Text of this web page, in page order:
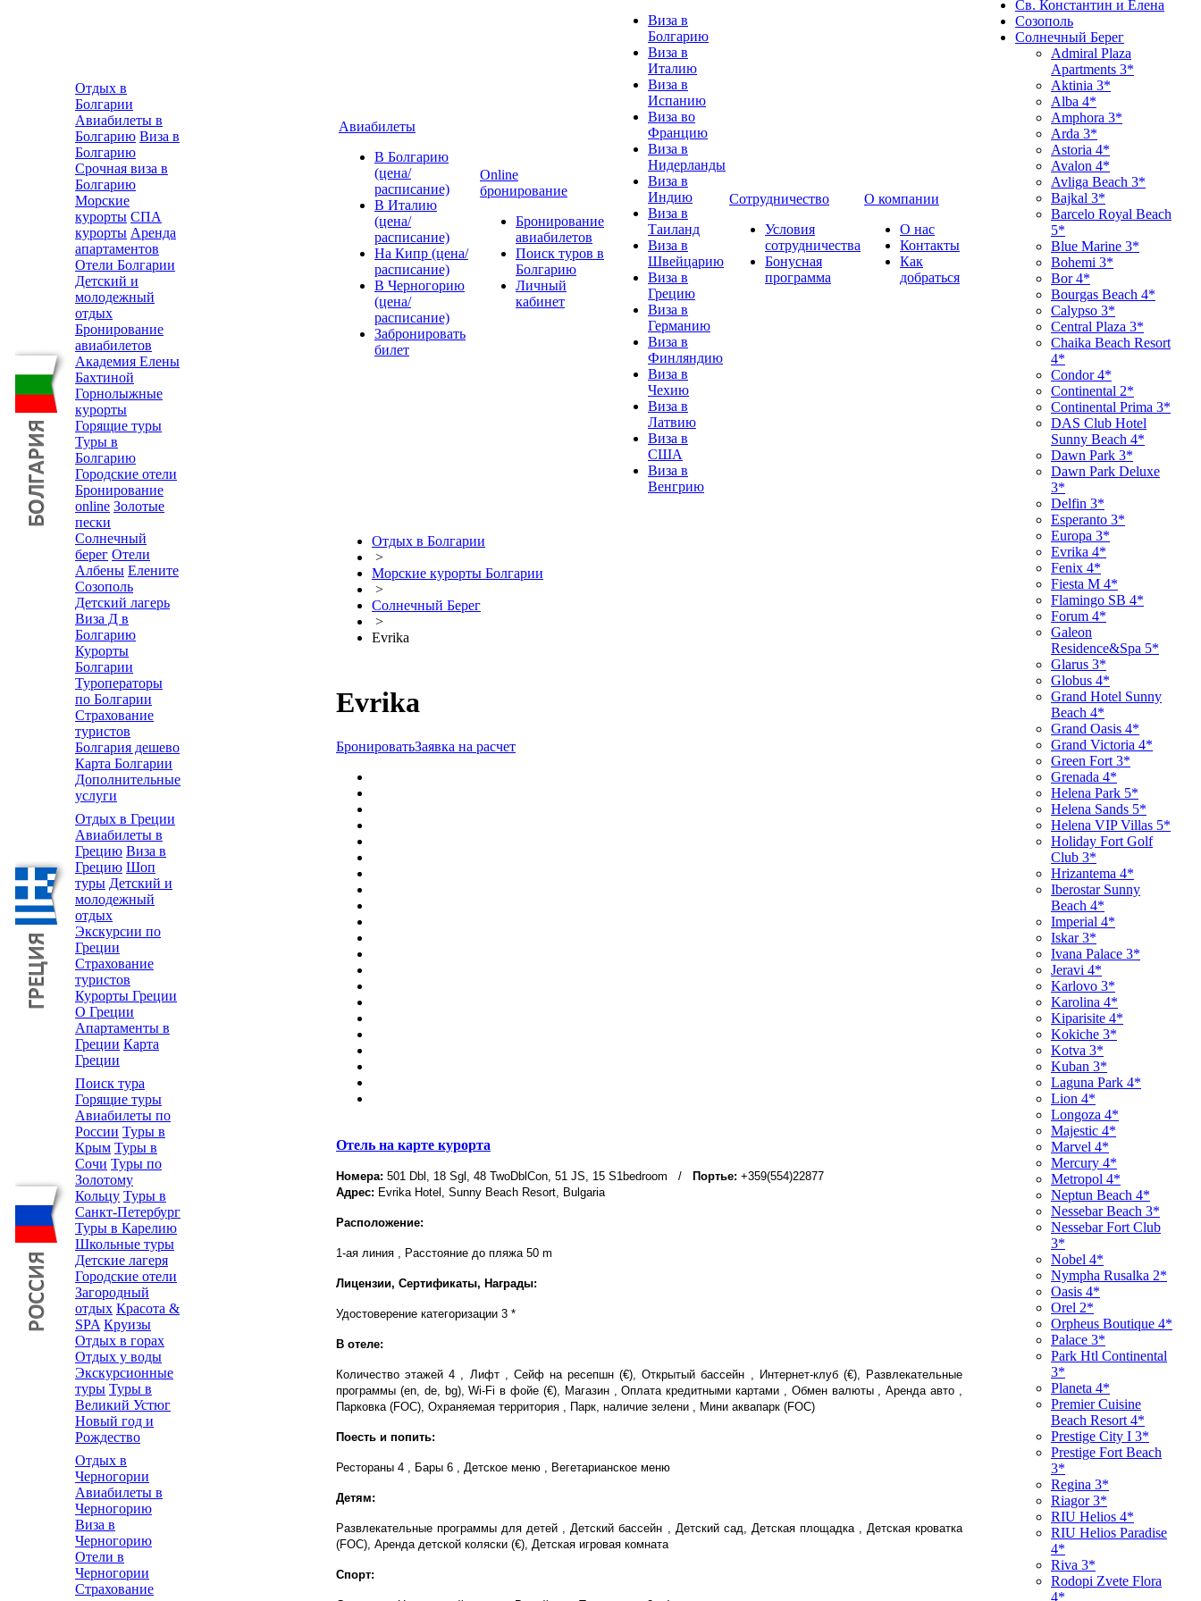
Отдых в
Болгарии
Авиабилеты в
Болгарию Виза в
Болгарию
Срочная виза в
Болгарию
Морские
курорты СПА
курорты Аренда
апартаментов
Отели Болгарии
Детский и
молодежный
отдых
Бронирование
авиабилетов
Академия Елены
Бахтиной
Горнолыжные
курорты
Горящие туры
Туры в
Болгарию
Городские отели
Бронирование
online Золотые
пески
Солнечный
берег Отели
Албены Елените
Созополь
Детский лагерь
Виза Д в
Болгарию
Курорты
Болгарии
Туроператоры
по Болгарии
Страхование
туристов
Болгария дешево
Карта Болгарии
Дополнительные
услуги
Отдых в Греции
Авиабилеты в
Грецию Виза в
Грецию Шоп
туры Детский и
молодежный
отдых
Экскурсии по
Греции
Страхование
туристов
Курорты Греции
О Греции
Апартаменты в
Греции Карта
Греции
Поиск тура
Горящие туры
Авиабилеты по
России Туры в
Крым Туры в
Сочи Туры по
Золотому
Кольцу Туры в
Санкт-Петербург
Туры в Карелию
Школьные туры
Детские лагеря
Городские отели
Загородный
отдых Красота &
SPA Круизы
Отдых в горах
Отдых у воды
Экскурсионные
туры Туры в
Великий Устюг
Новый год и
Рождество
Отдых в
Черногории
Авиабилеты в
Черногорию
Виза в
Черногорию
Отели в
Черногории
Страхование
Авиабилеты
В Болгарию
(цена/
расписание)
В Италию
(цена/
расписание)
На Кипр (цена/
расписание)
В Черногорию
(цена/
расписание)
Забронировать
билет
Online
бронирование
Бронирование
авиабилетов
Поиск туров в
Болгарию
Личный
кабинет
Виза в
Болгарию
Виза в
Италию
Виза в
Испанию
Виза во
Францию
Виза в
Нидерланды
Виза в
Индию
Виза в
Таиланд
Виза в
Швейцарию
Виза в
Грецию
Виза в
Германию
Виза в
Финляндию
Виза в
Чехию
Виза в
Латвию
Виза в
США
Виза в
Венгрию
Сотрудничество
Условия
сотрудничества
Бонусная
программа
О компании
О нас
Контакты
Как
добраться
Отдых в Болгарии
>
Морские курорты Болгарии
>
Солнечный Берег
>
Evrika
Evrika
БронироватьЗаявка на расчет
Отель на карте курорта
Номера: 501 Dbl, 18 Sgl, 48 TwoDblCon, 51 JS, 15 S1bedroom / Портье: +359(554)22877
Адрес: Evrika Hotel, Sunny Beach Resort, Bulgaria
Расположение:
1-ая линия , Расстояние до пляжа 50 m
Лицензии, Сертификаты, Награды:
Удостоверение категоризации 3 *
В отеле:
Количество этажей 4 , Лифт , Сейф на ресепшн (€), Открытый бассейн , Интернет-клуб (€), Развлекательные
программы (en, de, bg), Wi-Fi в фойе (€), Магазин , Оплата кредитными картами , Обмен валюты , Аренда авто ,
Парковка (FOC), Охраняемая территория , Парк, наличие зелени , Мини аквапарк (FOC)
Поесть и попить:
Рестораны 4 , Бары 6 , Детское меню , Вегетарианское меню
Детям:
Развлекательные программы для детей , Детский бассейн , Детский сад, Детская площадка , Детская кроватка
(FOC), Аренда детской коляски (€), Детская игровая комната
Спорт:
Св. Константин и Елена
Созополь
Солнечный Берег
Admiral Plaza
Apartments 3*
Aktinia 3*
Alba 4*
Amphora 3*
Arda 3*
Astoria 4*
Avalon 4*
Avliga Beach 3*
Bajkal 3*
Barcelo Royal Beach
5*
Blue Marine 3*
Bohemi 3*
Bor 4*
Bourgas Beach 4*
Calypso 3*
Central Plaza 3*
Chaika Beach Resort
4*
Condor 4*
Continental 2*
Continental Prima 3*
DAS Club Hotel
Sunny Beach 4*
Dawn Park 3*
Dawn Park Deluxe
3*
Delfin 3*
Esperanto 3*
Europa 3*
Evrika 4*
Fenix 4*
Fiesta M 4*
Flamingo SB 4*
Forum 4*
Galeon
Residence&Spa 5*
Glarus 3*
Globus 4*
Grand Hotel Sunny
Beach 4*
Grand Oasis 4*
Grand Victoria 4*
Green Fort 3*
Grenada 4*
Helena Park 5*
Helena Sands 5*
Helena VIP Villas 5*
Holiday Fort Golf
Club 3*
Hrizantema 4*
Iberostar Sunny
Beach 4*
Imperial 4*
Iskar 3*
Ivana Palace 3*
Jeravi 4*
Karlovo 3*
Karolina 4*
Kiparisite 4*
Kokiche 3*
Kotva 3*
Kuban 3*
Laguna Park 4*
Lion 4*
Longoza 4*
Majestic 4*
Marvel 4*
Mercury 4*
Metropol 4*
Neptun Beach 4*
Nessebar Beach 3*
Nessebar Fort Club
3*
Nobel 4*
Nympha Rusalka 2*
Oasis 4*
Orel 2*
Orpheus Boutique 4*
Palace 3*
Park Htl Continental
3*
Planeta 4*
Premier Cuisine
Beach Resort 4*
Prestige City I 3*
Prestige Fort Beach
3*
Regina 3*
Riagor 3*
RIU Helios 4*
RIU Helios Paradise
4*
Riva 3*
Rodopi Zvete Flora
4*